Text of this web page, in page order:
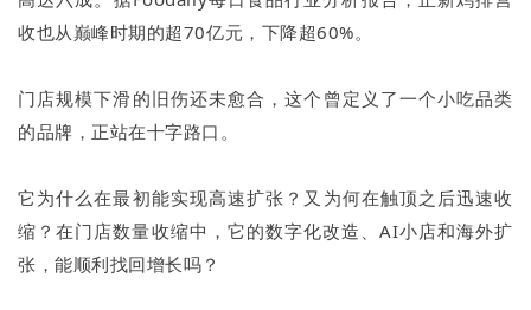
收也从巅峰时期的超70亿元，下降超60%。
门店规模下滑的旧伤还未愈合，这个曾定义了一个小吃品类
的品牌，正站在十字路口。
它为什么在最初能实现高速扩张？又为何在触顶之后迅速收
缩？在门店数量收缩中，它的数字化改造、AI小店和海外扩
张，能顺利找回增长吗？